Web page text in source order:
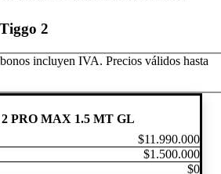
2
incluyen IVA. Precios válidos hasta
PRO MAX 1.5 MT GL
$11.990.000
$1.500.000
$0